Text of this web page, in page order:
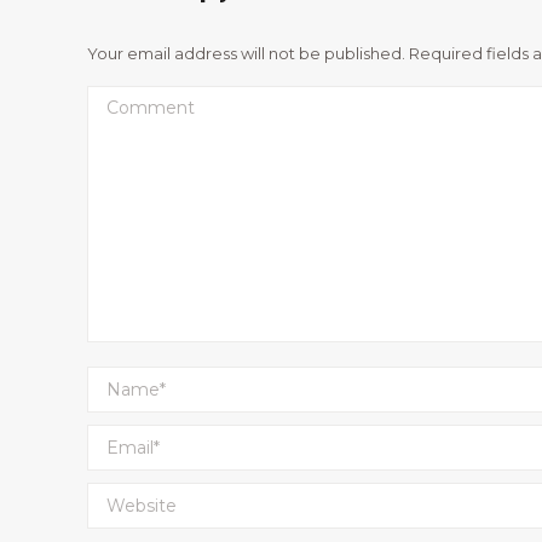
Your email address will not be published. Required fields
Comment
Name *
Email *
Website